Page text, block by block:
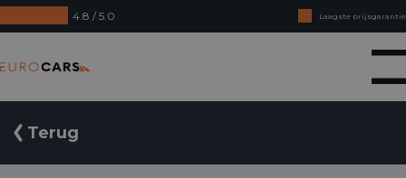
4.8 / 5.0
Laagste prijsgarantie
Online kopen, niet goed geld terug
Financial lease - Soepele acceptatie
Terug